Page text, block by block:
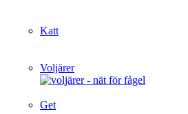
Katt
Voljärer
Get